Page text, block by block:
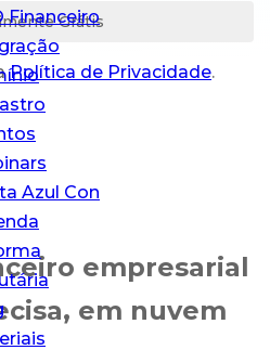
Financeiro
Azul Con
Grátis
Política de Privacidade.
empresarial
em nuvem